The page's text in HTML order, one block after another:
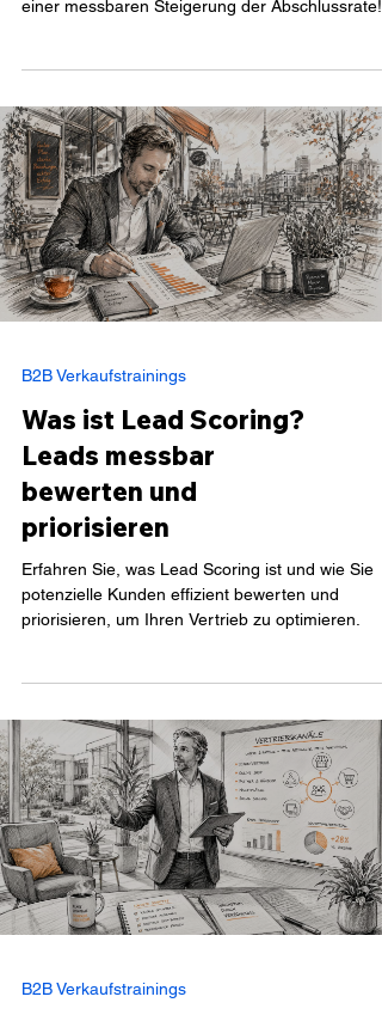
einer messbaren Steigerung der Abschlussrate!
B2B Verkaufstrainings
Was ist Lead Scoring?
Leads messbar
bewerten und
priorisieren
Erfahren Sie, was Lead Scoring ist und wie Sie
potenzielle Kunden effizient bewerten und
priorisieren, um Ihren Vertrieb zu optimieren.
B2B Verkaufstrainings